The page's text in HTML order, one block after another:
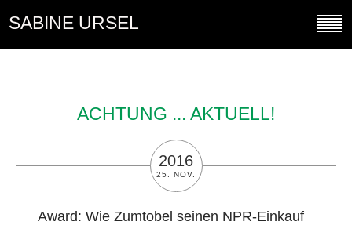
SABINE URSEL
ACHTUNG ... AKTUELL!
2016
25. NOV.
Award: Wie Zumtobel seinen NPR-Einkauf